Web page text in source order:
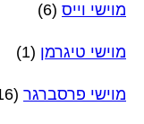
מוישי וייס (6)
מוישי טיגרמן (1)
מוישי פרסברגר (16)